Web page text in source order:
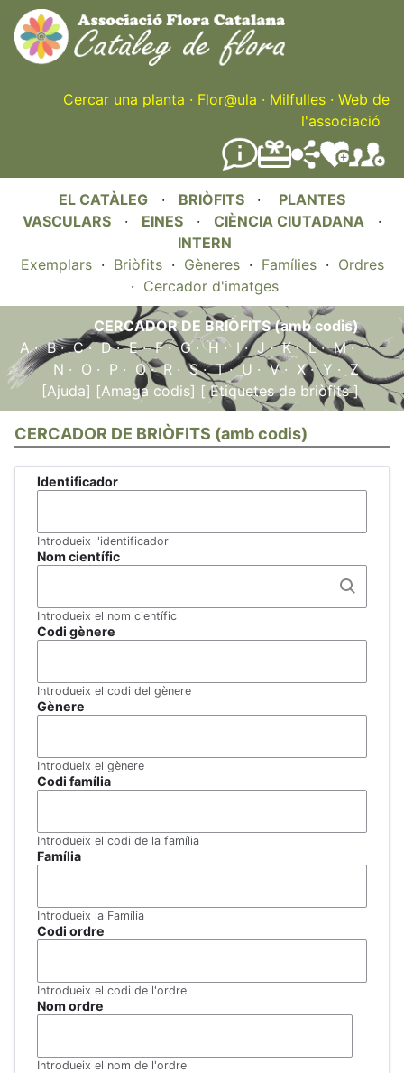
Skip
to
main
content
Cercar una planta · Flor@ula · Milfulles · Web de
l'associació
EL CATÀLEG · BRIÒFITS · PLANTES
VASCULARS · EINES · CIÈNCIA CIUTADANA ·
INTERN
Exemplars· Briòfits· Gèneres· Famílies· Ordres
· Cercador d'imatges
CERCADOR DE BRIÒFITS (amb codis)
A·B·C·D·E·F·G·H · I·J·K·L·M·
N · O · P · Q·R ·S·T·U ·V· X·Y ·Z
[Ajuda] [Amaga codis] [ Etiquetes de briòfits ]
CERCADOR DE BRIÒFITS (amb codis)
Identificador
Introdueix l'identificador
Nom científic
Introdueix el nom científic
Codi gènere
Introdueix el codi del gènere
Gènere
Introdueix el gènere
Codi família
Introdueix el codi de la família
Família
Introdueix la Família
Codi ordre
Introdueix el codi de l'ordre
Nom ordre
Introdueix el nom de l'ordre